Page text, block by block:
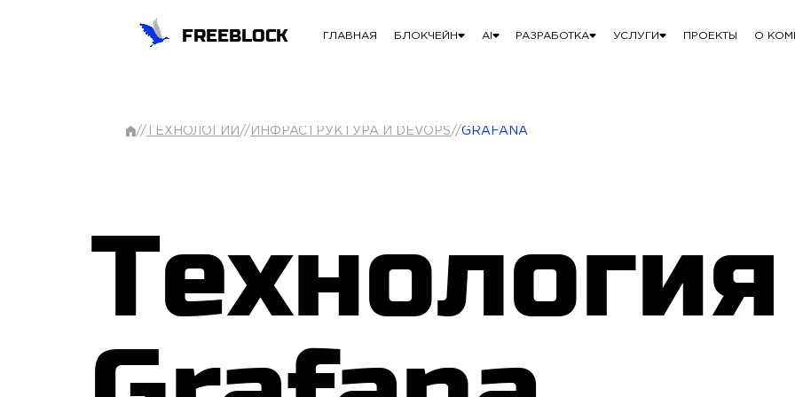
FREEBLOCK ГЛАВНАЯ БЛОКЧЕЙН AI РАЗРАБОТКА УСЛУГИ ПРОЕКТЫ О
// ТЕХНОЛОГИИ // ИНФРАСТРУКТУРА И DEVOPS//GRAFANA
Технология